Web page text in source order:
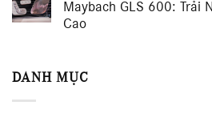
Maybach GLS 600: Trải
Cao
DANH MỤC